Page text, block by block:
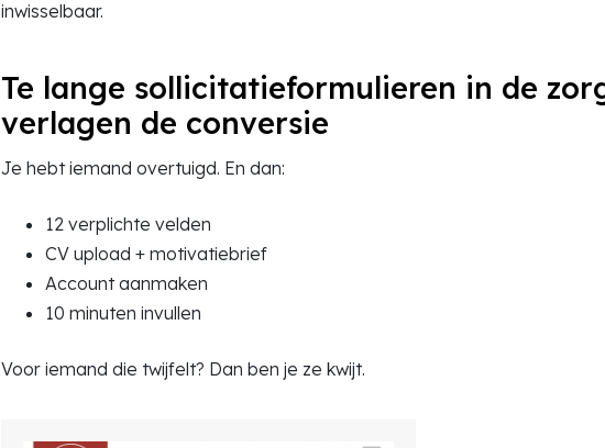
inwisselbaar.
Te lange sollicitatieformulieren in de
verlagen de conversie
Je hebt iemand overtuigd. En dan:
12 verplichte velden
CV upload + motivatiebrief
Account aanmaken
10 minuten invullen
Voor iemand die twijfelt? Dan ben je ze kwijt.